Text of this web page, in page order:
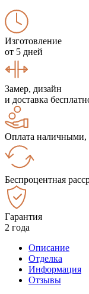
Изготовление
от 5 дней
Замер, дизайн
и доставка
Оплата наличными,
Беспроцентная
Гарантия
2 года
Описание
Отделка
Информация
Отзывы